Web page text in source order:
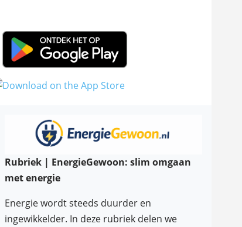
Rubriek | EnergieGewoon: slim omgaan
met energie
Energie wordt steeds duurder en
ingewikkelder. In deze rubriek delen we